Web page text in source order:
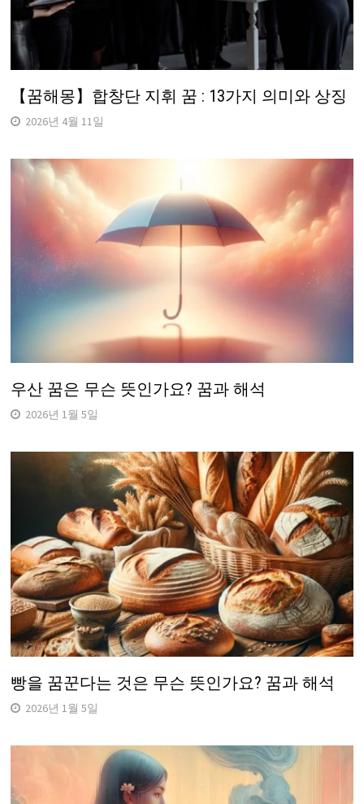
【꿈해몽】합창단 지휘 꿈 : 13가지 의미와 상징
2026년 4월 11일
우산 꿈은 무슨 뜻인가요? 꿈과 해석
2026년 1월 5일
빵을 꿈꾼다는 것은 무슨 뜻인가요? 꿈과 해석
2026년 1월 5일